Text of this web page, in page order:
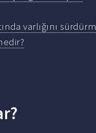
varlığını